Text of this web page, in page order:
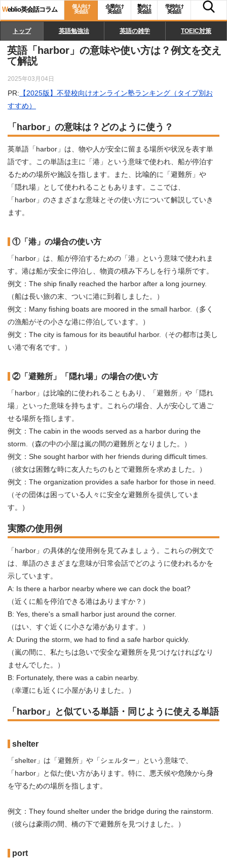
Weblio英会話コラム
個人向け
英会話
企業向け
英会話
塾向け
英会話
学校向け
英会話
トップ 英語勉強法 英語の雑学 TOEIC対策
英語「harbor」の意味や使い方は？例文を交え
て解説
2025年03月04日
PR: 【2025版】不登校向けオンライン塾ランキング（タイプ別お
すすめ）
「harbor」の意味は？どのように使う？
英単語「harbor」は、物や人が安全に留まる場所や状況を表す単
語です。この単語は主に「港」という意味で使われ、船が停泊す
るための場所や施設を指します。また、比喩的に「避難所」や
「隠れ場」として使われることもあります。ここでは、
「harbor」のさまざまな意味とその使い方について解説していき
ます。
①「港」の場合の使い方
「harbor」は、船が停泊するための「港」という意味で使われま
す。港は船が安全に停泊し、物資の積み下ろしを行う場所です。
例文：The ship finally reached the harbor after a long journey.
（船は長い旅の末、ついに港に到着しました。）
例文：Many fishing boats are moored in the small harbor.（多く
の漁船がその小さな港に停泊しています。）
例文：The city is famous for its beautiful harbor.（その都市は美し
い港で有名です。）
②「避難所」「隠れ場」の場合の使い方
「harbor」は比喩的に使われることもあり、「避難所」や「隠れ
場」といった意味を持ちます。これらの場合、人が安心して過ご
せる場所を指します。
例文：The cabin in the woods served as a harbor during the
storm.（森の中の小屋は嵐の間の避難所となりました。）
例文：She sought harbor with her friends during difficult times.
（彼女は困難な時に友人たちのもとで避難所を求めました。）
例文：The organization provides a safe harbor for those in need.
（その団体は困っている人々に安全な避難所を提供していま
す。）
実際の使用例
「harbor」の具体的な使用例を見てみましょう。これらの例文で
は、単語のさまざまな意味が日常会話でどのように使われるかを
示しています。
A: Is there a harbor nearby where we can dock the boat?
（近くに船を停泊できる港はありますか？）
B: Yes, there's a small harbor just around the corner.
（はい、すぐ近くに小さな港があります。）
A: During the storm, we had to find a safe harbor quickly.
（嵐の間に、私たちは急いで安全な避難所を見つけなければなり
ませんでした。）
B: Fortunately, there was a cabin nearby.
（幸運にも近くに小屋がありました。）
「harbor」と似ている単語・同じように使える単語
shelter
「shelter」は「避難所」や「シェルター」という意味で、
「harbor」と似た使い方があります。特に、悪天候や危険から身
を守るための場所を指します。
例文：They found shelter under the bridge during the rainstorm.
（彼らは豪雨の間、橋の下で避難所を見つけました。）
port